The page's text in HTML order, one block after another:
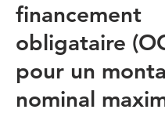
financement
obligataire
pour un
nominal